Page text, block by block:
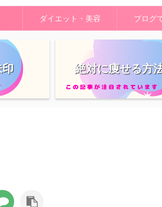
ダイエット・美容 ブログ
印 絶対に痩せる方